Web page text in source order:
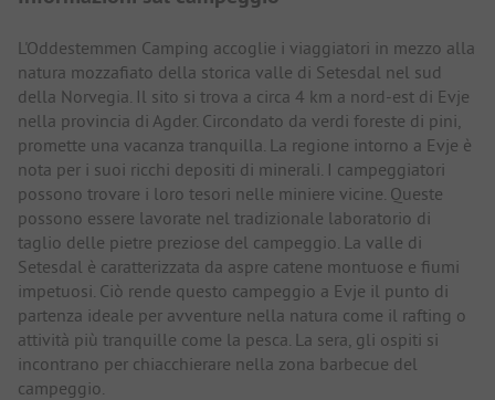
L'Oddestemmen Camping accoglie i viaggiatori in mezzo alla
natura mozzafiato della storica valle di Setesdal nel sud
della Norvegia. Il sito si trova a circa 4 km a nord-est di Evje
nella provincia di Agder. Circondato da verdi foreste di pini,
promette una vacanza tranquilla. La regione intorno a Evje è
nota per i suoi ricchi depositi di minerali. I campeggiatori
possono trovare i loro tesori nelle miniere vicine. Queste
possono essere lavorate nel tradizionale laboratorio di
taglio delle pietre preziose del campeggio. La valle di
Setesdal è caratterizzata da aspre catene montuose e fiumi
impetuosi. Ciò rende questo campeggio a Evje il punto di
partenza ideale per avventure nella natura come il rafting o
attività più tranquille come la pesca. La sera, gli ospiti si
incontrano per chiacchierare nella zona barbecue del
campeggio.